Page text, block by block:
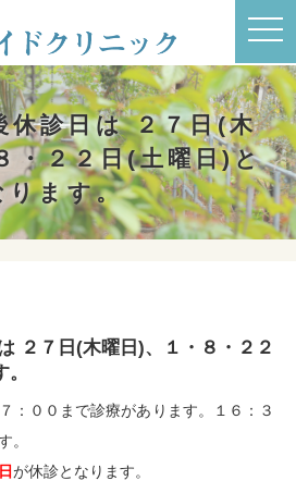
t
o
g
l
e
n
a
v
i
g
a
t
i
診日は ２７日(木
・２２日(土曜日)と
ります。
２７日(木曜日)、１・８・２２
：００まで診療があります。１６：３
。
が休診となります。